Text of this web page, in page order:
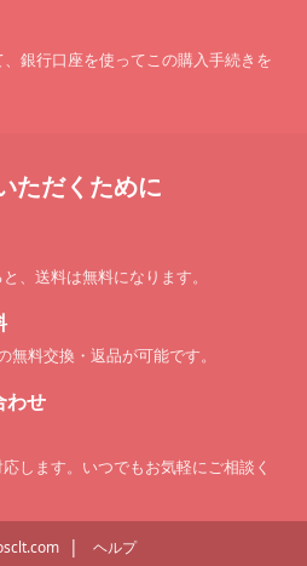
銀行口座を使ってこの購入手続きを
ただくために
、送料は無料になります。
料交換・返品が可能です。
わせ
します。いつでもお気軽にご相談く
| ヘルプ